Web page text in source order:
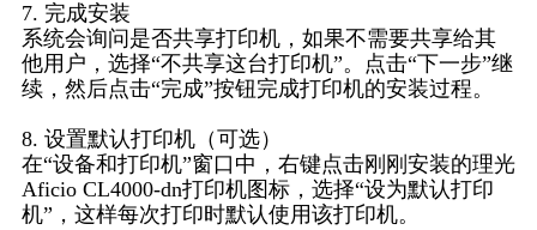
7. 完成安装
系统会询问是否共享打印机，如果不需要共享给其
他用户，选择“不共享这台打印机”。点击“下一步”继
续，然后点击“完成”按钮完成打印机的安装过程。
8. 设置默认打印机（可选）
在“设备和打印机”窗口中，右键点击刚刚安装的理光
Aficio CL4000-dn打印机图标，选择“设为默认打印
机”，这样每次打印时默认使用该打印机。